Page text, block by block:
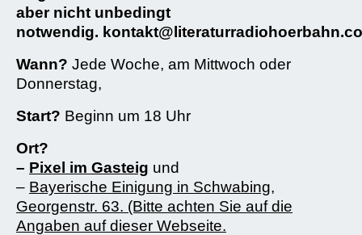
aber nicht unbedingt
notwendig.
Wann? Jede Woche, am Mittwoch oder
Donnerstag,
Start? Beginn um 18 Uhr
Ort?
– Pixel im Gasteig und
– Bayerische Einigung in Schwabing,
Georgenstr. 63. (Bitte achten Sie auf die
Angaben auf dieser Webseite.